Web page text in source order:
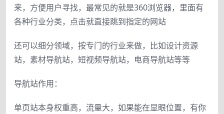
来，方便用户寻找，最常见的就是360浏览器，里面有
各种行业分类，点击就直接跳到指定的网站
还可以细分领域，按专门的行业来做，比如设计资源
站，素材导航站，短视频导航站，电商导航站等等
导航站作用：
单页站本身权重高，流量大，如果能在显眼位置，有你